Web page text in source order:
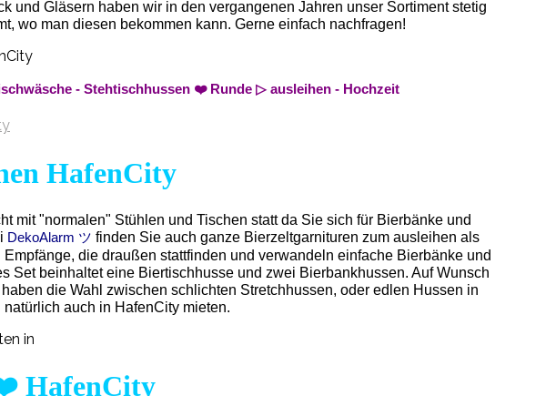
und Gläsern haben wir in den vergangenen Jahren unser Sortiment stetig
wo man diesen bekommen kann. Gerne einfach nachfragen!
- Stehtischhussen ❤️ Runde ▷ ausleihen - Hochzeit
HafenCity
mit "normalen" Stühlen und Tischen statt da Sie sich für Bierbänke und
DekoAlarm ツ finden Sie auch ganze Bierzeltgarnituren zum ausleihen als
die draußen stattfinden und verwandeln einfache Bierbänke und
Set beinhaltet eine Biertischhusse und zwei Bierbankhussen. Auf Wunsch
die Wahl zwischen schlichten Stretchhussen, oder edlen Hussen in
auch in HafenCity mieten.
HafenCity